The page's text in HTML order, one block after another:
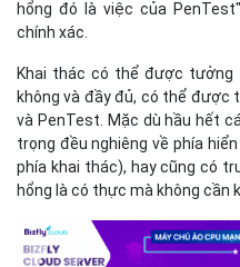
hổng đó là việc của
chính xác.
Khai thác có thể được
không và đầy đủ, có thể được
và PenTest. Mặc dù hầu hết
trọng đều nghiêng về phía
phía khai thác), hay cũng có
hổng là có thực mà không cần